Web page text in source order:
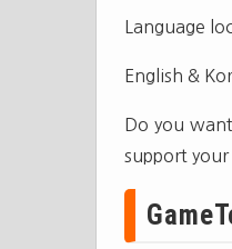
Language
English &
Do you
support